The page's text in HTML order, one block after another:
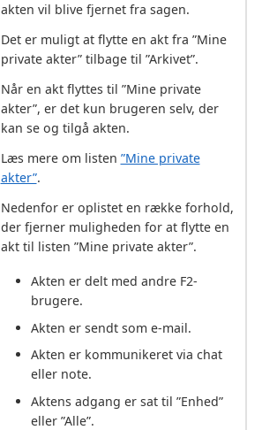
akten vil blive fjernet fra sagen.
Det er muligt at flytte en akt fra ”Mine
private akter” tilbage til ”Arkivet”.
Når en akt flyttes til ”Mine private
akter”, er det kun brugeren selv, der
kan se og tilgå akten.
Læs mere om listen ”Mine private
akter”.
Nedenfor er oplistet en række forhold,
der fjerner muligheden for at flytte en
akt til listen ”Mine private akter”.
Akten er delt med andre F2-
brugere.
Akten er sendt som e-mail.
Akten er kommunikeret via chat
eller note.
Aktens adgang er sat til ”Enhed”
eller ”Alle”.